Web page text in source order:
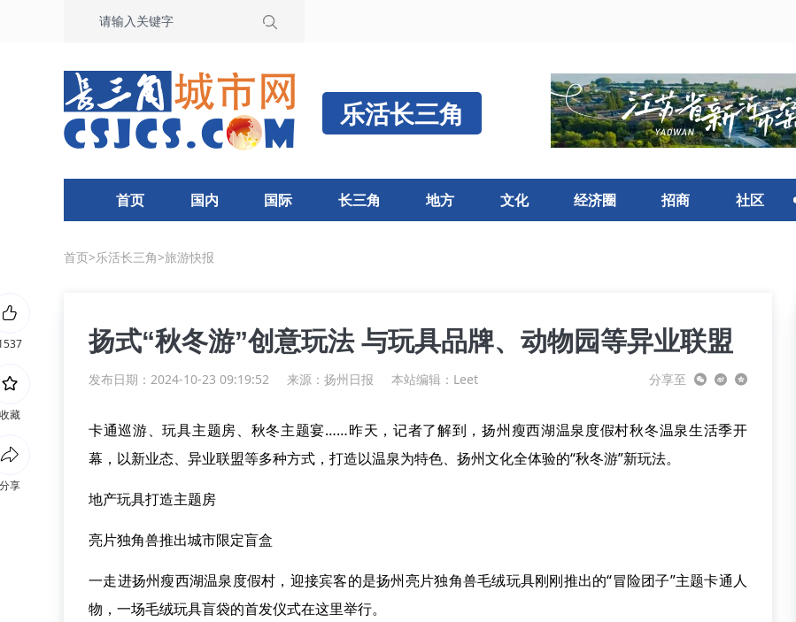
乐活长三角
首页 国内 国际 长三角 地方 文化 经济圈 招商 社区
首页>乐活长三角>旅游快报
扬式“秋冬游”创意玩法 与玩具品牌、动物园等异业联盟
发布日期：2024-10-23 09:19:52 来源： 扬州日报 本站编辑：Leet 分享至
卡通巡游、玩具主题房、秋冬主题宴……昨天，记者了解到，扬州瘦西湖温泉度假村秋冬温泉生活季开
幕，以新业态、异业联盟等多种方式，打造以温泉为特色、扬州文化全体验的“秋冬游”新玩法。
地产玩具打造主题房
亮片独角兽推出城市限定盲盒
一走进扬州瘦西湖温泉度假村，迎接宾客的是扬州亮片独角兽毛绒玩具刚刚推出的“冒险团子”主题卡通人
物，一场毛绒玩具盲袋的首发仪式在这里举行。
收藏
分享